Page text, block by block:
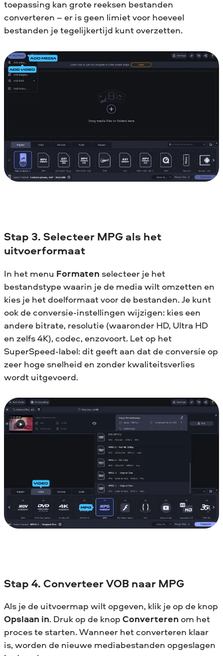
toepassing kan grote reeksen bestanden
converteren – er is geen limiet voor hoeveel
bestanden je tegelijkertijd kunt overzetten.
Stap 3. Selecteer MPG als het
uitvoerformaat
In het menu Formaten selecteer je het
bestandstype waarin je de media wilt omzetten en
kies je het doelformaat voor de bestanden. Je kunt
ook de conversie-instellingen wijzigen: kies een
andere bitrate, resolutie (waaronder HD, Ultra HD
en zelfs 4K), codec, enzovoort. Let op het
SuperSpeed-label: dit geeft aan dat de conversie op
zeer hoge snelheid en zonder kwaliteitsverlies
wordt uitgevoerd.
Stap 4. Converteer VOB naar MPG
Als je de uitvoermap wilt opgeven, klik je op de knop
Opslaan in. Druk op de knop Converteren om het
proces te starten. Wanneer het converteren klaar
is, worden de nieuwe mediabestanden opgeslagen